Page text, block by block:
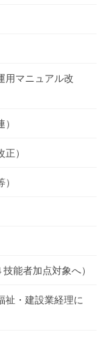
用マニュアル改
）
能者加点対象へ）
祉・建設業経理に